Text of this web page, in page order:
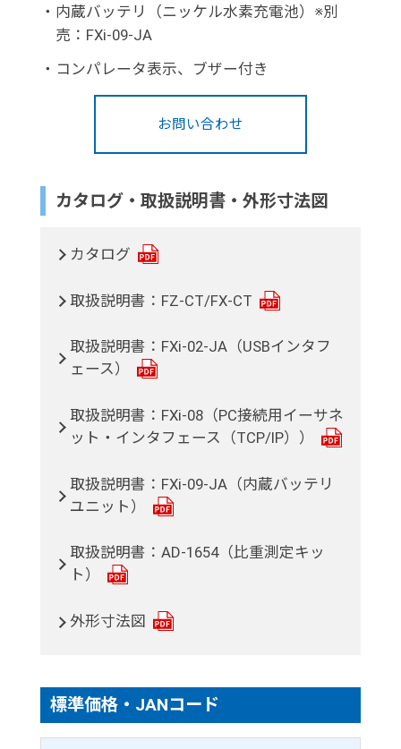
・ 内蔵バッテリ（ニッケル水素充電池）※別
売：FXi-09-JA
・ コンパレータ表示、ブザー付き
お問い合わせ
カタログ・取扱説明書・外形寸法図
カタログ
取扱説明書：FZ-CT/FX-CT
取扱説明書：FXi-02-JA（USBインタフ
ェース）
取扱説明書：FXi-08（PC接続用イーサネ
ット・インタフェース（TCP/IP））
取扱説明書：FXi-09-JA（内蔵バッテリ
ユニット）
取扱説明書：AD-1654（比重測定キッ
ト）
外形寸法図
標準価格・JANコード